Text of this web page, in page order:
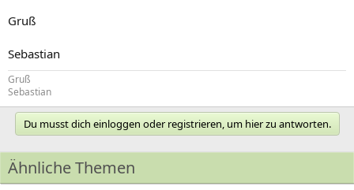
Gruß
Sebastian
Gruß
Sebastian
Du musst dich einloggen oder registrieren, um hier zu antworten.
Ähnliche Themen